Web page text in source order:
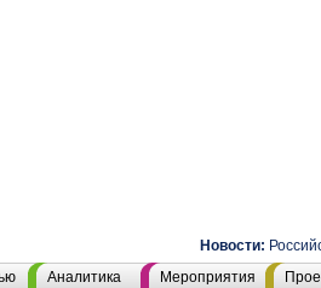
Новости:
Аналитика Мероприятия